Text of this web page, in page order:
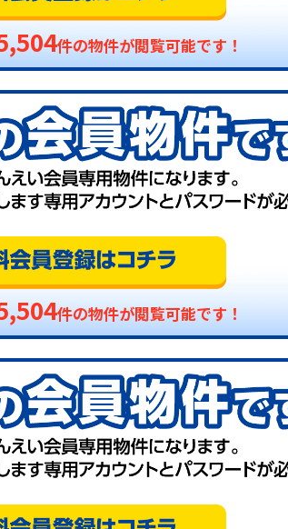
件の物件が閲覧可能です！
件の物件が閲覧可能です！